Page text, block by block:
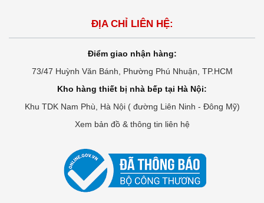
ĐỊA CHỈ LIÊN HỆ:
Điểm giao nhận hàng:
73/47 Huỳnh Văn Bánh, Phường Phú Nhuận, TP.HCM
Kho hàng thiết bị nhà bếp tại Hà Nội:
Khu TDK Nam Phù, Hà Nội ( đường Liên Ninh - Đông Mỹ)
Xem bản đồ & thông tin liên hệ